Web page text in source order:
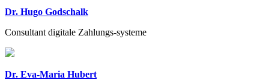
Dr. Hugo Godschalk
Consultant digitale Zahlungs-systeme
Dr. Eva-Maria Hubert